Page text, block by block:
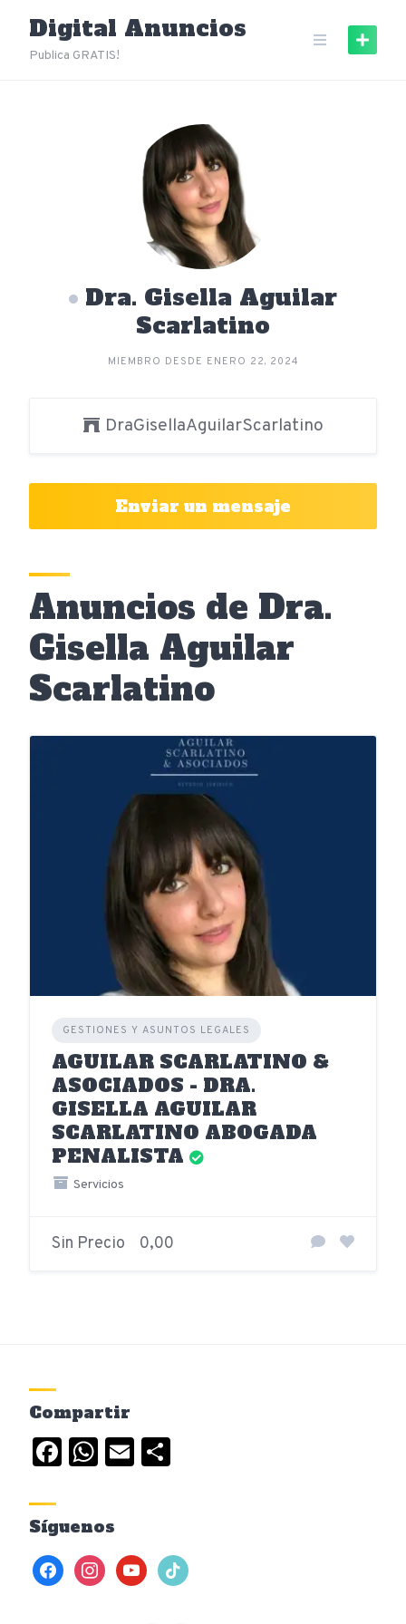
content
Digital Anuncios
Publica GRATIS!
Dra. Gisella Aguilar
Scarlatino
MIEMBRO DESDE ENERO 22, 2024
DraGisellaAguilarScarlatino
Enviar un mensaje
Anuncios de Dra.
Gisella Aguilar
Scarlatino
GESTIONES Y ASUNTOS LEGALES
AGUILAR SCARLATINO &
ASOCIADOS - DRA.
GISELLA AGUILAR
SCARLATINO ABOGADA
PENALISTA
Servicios
Sin Precio 0,00
Compartir
Facebook
WhatsApp
Email
Síguenos
facebookinstagramyoutubetiktok